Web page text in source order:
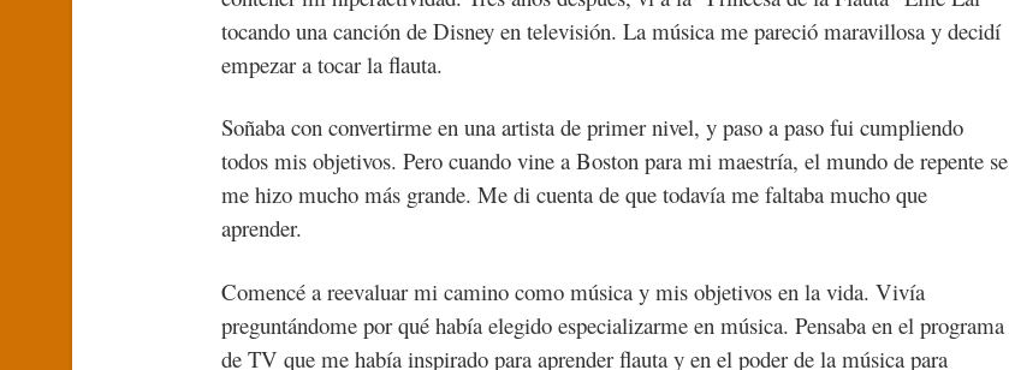
tocando una canción de Disney en televisión. La música me pareció maravillosa y decidí
empezar a tocar la flauta.
Soñaba con convertirme en una artista de primer nivel, y paso a paso fui cumpliendo
todos mis objetivos. Pero cuando vine a Boston para mi maestría, el mundo de repente se
me hizo mucho más grande. Me di cuenta de que todavía me faltaba mucho que
aprender.
Comencé a reevaluar mi camino como música y mis objetivos en la vida. Vivía
preguntándome por qué había elegido especializarme en música. Pensaba en el programa
de TV que me había inspirado para aprender flauta y en el poder de la música para